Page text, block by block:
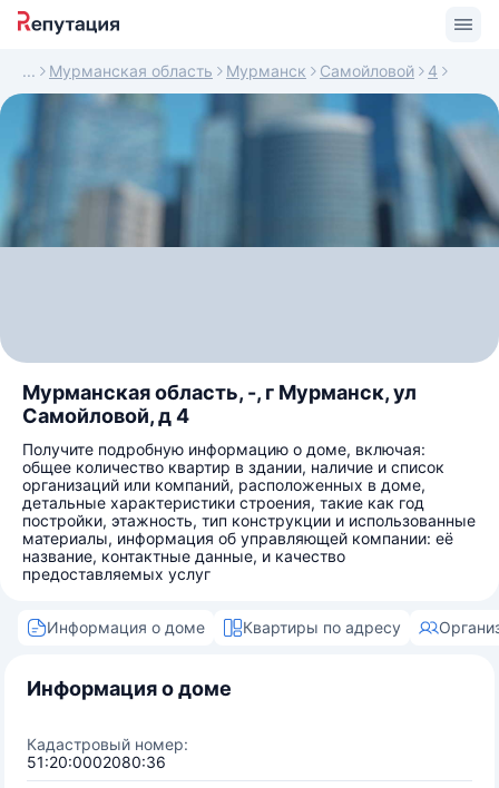
Мурманская область Мурманск Самойловой 4
Мурманская область, -, г Мурманск, ул
Самойловой, д 4
Получите подробную информацию о доме, включая:
общее количество квартир в здании, наличие и список
организаций или компаний, расположенных в доме,
детальные характеристики строения, такие как год
постройки, этажность, тип конструкции и использованные
материалы, информация об управляющей компании: её
название, контактные данные, и качество
предоставляемых услуг
Информация о доме Квартиры по адресу
Информация о доме
Кадастровый номер:
51:20:0002080:36